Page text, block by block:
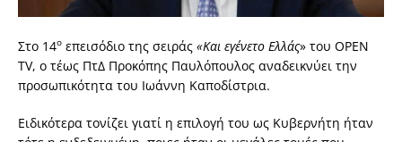
Στο 14ο επεισόδιο της σειράς «Και εγένετο Ελλάς» του OPEN
TV, ο τέως ΠτΔ Προκόπης Παυλόπουλος αναδεικνύει την
προσωπικότητα του Ιωάννη Καποδίστρια.
Ειδικότερα τονίζει γιατί η επιλογή του ως Κυβερνήτη ήταν